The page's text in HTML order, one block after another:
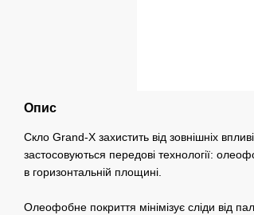
Опис
Скло Grand-X захистить від зовнішніх
застосовуються передові технології:
в горизонтальній площині.
Олеофобне покриття мінімізує сліди від